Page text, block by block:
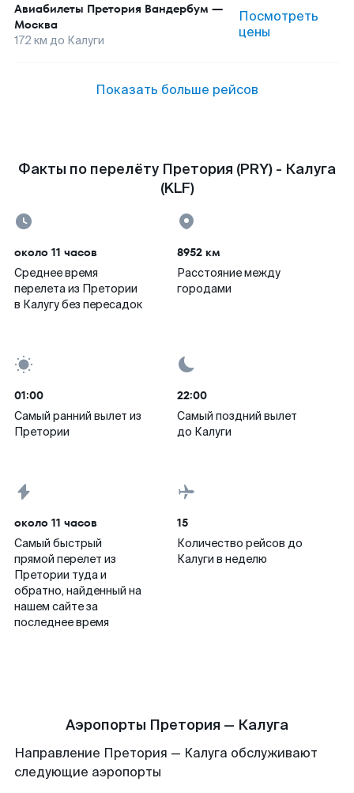
Авиабилеты Претория Вандербум —
Москва
172 км до Калуги
Посмотреть
цены
Показать больше рейсов
Факты по перелёту Претория (PRY) - Калуга
(KLF)
около 11 часов
Среднее время
перелета из Претории
в Калугу без пересадок
8952 км
Расстояние между
городами
01:00
Самый ранний вылет из
Претории
22:00
Самый поздний вылет
до Калуги
около 11 часов
Самый быстрый
прямой перелет из
Претории туда и
обратно, найденный на
нашем сайте за
последнее время
15
Количество рейсов до
Калуги в неделю
Аэропорты Претория — Калуга
Направление Претория — Калуга обслуживают
следующие аэропорты